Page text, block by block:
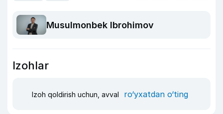
Musulmonbek Ibrohimov
Izohlar
Izoh qoldirish uchun, avval ro‘yxatdan o‘ting